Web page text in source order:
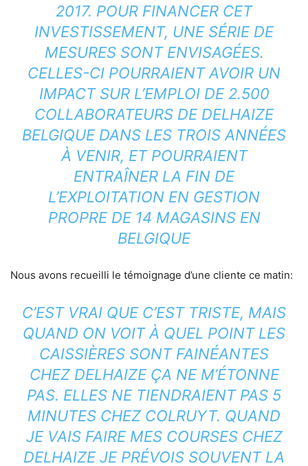
2017. POUR FINANCER CET
INVESTISSEMENT, UNE SÉRIE DE
MESURES SONT ENVISAGÉES.
CELLES-CI POURRAIENT AVOIR UN
IMPACT SUR L’EMPLOI DE 2.500
COLLABORATEURS DE DELHAIZE
BELGIQUE DANS LES TROIS ANNÉES
À VENIR, ET POURRAIENT
ENTRAÎNER LA FIN DE
L’EXPLOITATION EN GESTION
PROPRE DE 14 MAGASINS EN
BELGIQUE
Nous avons recueilli le témoignage d’une cliente ce matin:
C’EST VRAI QUE C’EST TRISTE, MAIS
QUAND ON VOIT À QUEL POINT LES
CAISSIÈRES SONT FAINÉANTES
CHEZ DELHAIZE ÇA NE M’ÉTONNE
PAS. ELLES NE TIENDRAIENT PAS 5
MINUTES CHEZ COLRUYT. QUAND
JE VAIS FAIRE MES COURSES CHEZ
DELHAIZE JE PRÉVOIS SOUVENT LA